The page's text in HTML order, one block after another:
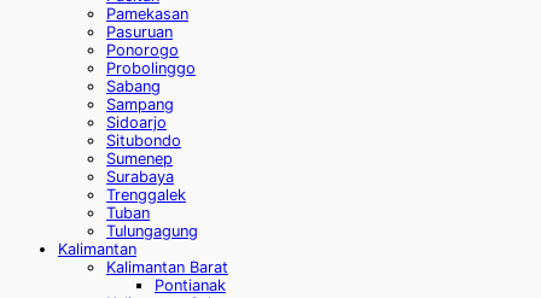
Pamekasan
Pasuruan
Ponorogo
Probolinggo
Sabang
Sampang
Sidoarjo
Situbondo
Sumenep
Surabaya
Trenggalek
Tuban
Tulungagung
Kalimantan
Kalimantan Barat
Pontianak